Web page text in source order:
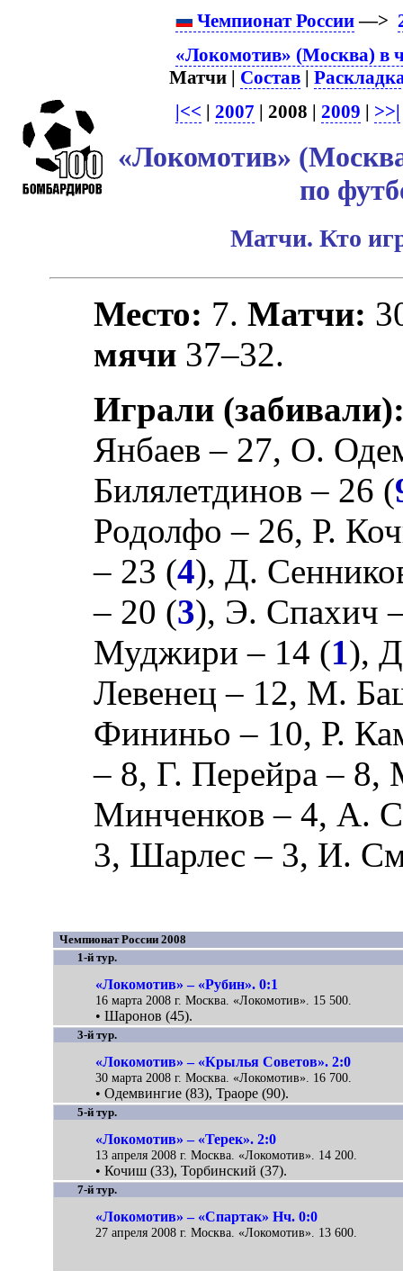
Чемпионат России—>
«Локомотив» (Москва) в
Матчи | Состав |
|<< | 2007 | 2008 | 2009 | >>|
«Локомотив»
по
Матчи. Кто
Место: 7.Матчи:
мячи 37–32.
Играли
Янбаев – 27, О.
Билялетдинов – 26 (
Родолфо – 26, Р.
– 23 (4),Д.
– 20 (3), Э. Спахич
Муджири – 14 (1),
Левенец – 12, М.
Фининьо – 10, Р.
– 8, Г. Перейра – 8,
Минченков – 4, А.
3, Шарлес – 3, И.
Чемпионат России 2008
1-й тур.
«Локомотив» – «Рубин». 0:1
16 марта 2008 г. Москва. «Локомотив». 15 500.
• Шаронов (45).
3-й тур.
«Локомотив» – «Крылья Советов». 2:0
30 марта 2008 г. Москва. «Локомотив». 16 700.
• Одемвингие (83), Траоре (90).
5-й тур.
«Локомотив» – «Терек». 2:0
13 апреля 2008 г. Москва. «Локомотив». 14 200.
• Кочиш (33), Торбинский (37).
7-й тур.
«Локомотив» – «Спартак» Нч. 0:0
27 апреля 2008 г. Москва. «Локомотив». 13 600.